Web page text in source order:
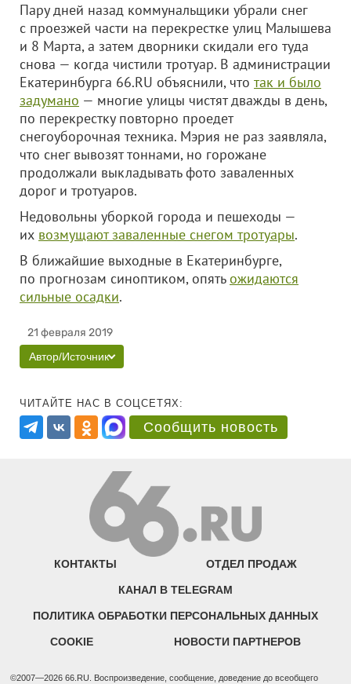
Пару дней назад коммунальщики убрали снег
с проезжей части на перекрестке улиц Малышева
и 8 Марта, а затем дворники скидали его туда
снова — когда чистили тротуар. В администрации
Екатеринбурга 66.RU объяснили, что так и было
задумано — многие улицы чистят дважды в день,
по перекрестку повторно проедет
снегоуборочная техника. Мэрия не раз заявляла,
что снег вывозят тоннами, но горожане
продолжали выкладывать фото заваленных
дорог и тротуаров.
Недовольны уборкой города и пешеходы —
их возмущают заваленные снегом тротуары.
В ближайшие выходные в Екатеринбурге,
по прогнозам синоптиком, опятьожидаются
сильные осадки.
21 февраля 2019
Автор/Источник
ЧИТАЙТЕ НАС В СОЦСЕТЯХ:
Сообщить новость
КОНТАКТЫ ОТДЕЛ ПРОДАЖ
КАНАЛ В TELEGRAM
ПОЛИТИКА ОБРАБОТКИ ПЕРСОНАЛЬНЫХ ДАННЫХ
COOKIE НОВОСТИ ПАРТНЕРОВ
©2007—2026 66.RU. Воспроизведение, сообщение, доведение до всеобщего